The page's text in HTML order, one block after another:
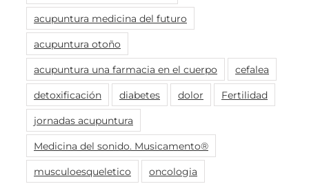
acupuntura medicina del futuro
acupuntura otoño
acupuntura una farmacia en el cuerpo cefalea
detoxificación diabetes dolor Fertilidad
jornadas acupuntura
Medicina del sonido. Musicamento®
musculoesqueletico oncologia